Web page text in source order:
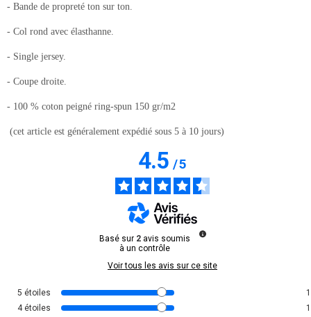
- Bande de propreté ton sur ton.
- Col rond avec élasthanne.
- Single jersey.
- Coupe droite.
- 100 % coton peigné ring-spun 150 gr/m2
(cet article est généralement expédié sous 5 à 10 jours)
4.5/5
Basé sur 2 avis soumis
à un contrôle
Voir tous les avis sur ce site
5 étoiles
1
4 étoiles
1